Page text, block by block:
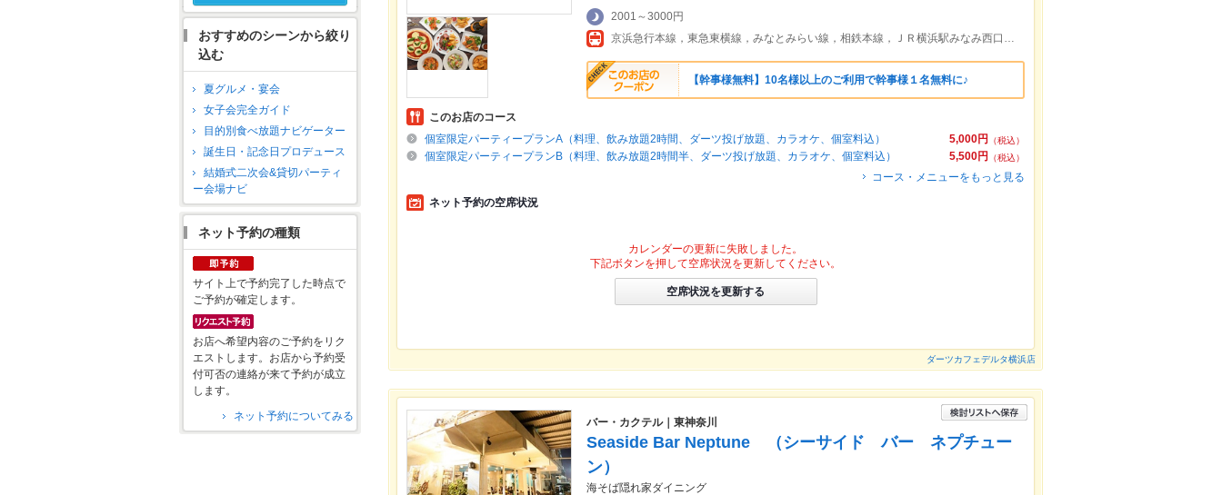
おすすめのシーンから絞り
込む
夏グルメ・宴会
女子会完全ガイド
目的別食べ放題ナビゲーター
誕生日・記念日プロデュース
結婚式二次会&貸切パーティ
ー会場ナビ
ネット予約の種類
サイト上で予約完了した時点で
ご予約が確定します。
お店へ希望内容のご予約をリク
エストします。お店から予約受
付可否の連絡が来て予約が成立
します。
ネット予約についてみる
2001～3000円
京浜急行本線，東急東横線，みなとみらい線，相鉄本線，ＪＲ横浜駅みなみ西口より徒歩約6分
【幹事様無料】10名様以上のご利用で幹事様１名無料に♪
このお店のコース
5,000円
（税込）
個室限定パーティープランA（料理、飲み放題2時間、ダーツ投げ放題、カラオケ、個室料込）
5,500円
（税込）
個室限定パーティープランB（料理、飲み放題2時間半、ダーツ投げ放題、カラオケ、個室料込）
コース・メニューをもっと見る
ネット予約の空席状況
カレンダーの更新に失敗しました。
下記ボタンを押して空席状況を更新してください。
空席状況を更新する
ダーツカフェデルタ横浜店
バー・カクテル｜東神奈川
Seaside Bar Neptune （シーサイド バー ネプチュー
ン）
海そば隠れ家ダイニング